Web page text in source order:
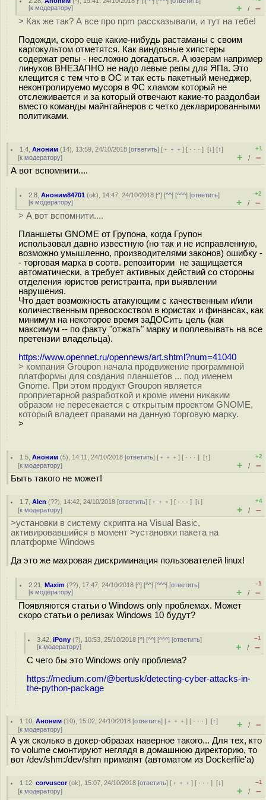
[к модератору] + / –
> Как же так? А все про npm рассказывали, и тут на тебе!
Подожди, скоро еще какие-нибудь растаманы с своим
каргокультом отметятся. Как виндозные хипстеры
содержат репы - несложно догадаться. А юзерам например
линухов ВНЕЗАПНО не надо левые репы для ЯПа. Это
клещится с тем что в ОС и так есть пакетный менеджер,
неконтролируемо мусоря в ФС хламом который не
отслеживается и за который отвечают какие-то раздолбаи
вместо команды майнтайнеров с четко декларированными
политиками.
1.4 ,Аноним (14), 13:59, 24/10/2018 [ответить] [ ﹢﹢﹢] [ · · ·][↓] [↑]
[к модератору]
+1
+ / –
А вот вспомнити....
2.8 ,Аноним84701 (ok), 14:47, 24/10/2018 [^] [^^] [^^^] [ответить]
[к модератору]
+2
+ / –
> А вот вспомнити....
Планшеты GNOME от Групона, когда Групон
использовал давно известную (но так и не исправленную,
возможно умышленно, производителями законов) ошибку -
- торговая марка в соотв. репозитории не защищается
автоматически, а требует активных действий со стороны
отделения юристов регистранта, при выявлении
нарушения.
Что дает возможность атакующим с качественным и/или
количественным превосхоством в юристах и финансах, как
минимум на некоторое время заДОСить цель (как
максимум -- по факту "отжать" марку и поплевывать на все
претензии владельца).
https://www.opennet.ru/opennews/art.shtml?num=41040
> компания Groupon начала продвижение программной
платформы для создания планшетов ... под именем
Gnome. При этом продукт Groupon является
проприетарной разработкой и кроме имени никаким
образом не пересекается с открытым проектом GNOME,
который владеет правами на данную торговую марку.
>
1.5 ,Аноним (5), 14:11, 24/10/2018 [ответить] [ ﹢﹢﹢] [ · · ·][↑]
[к модератору]
+2
+ / –
Быть такого не может!
1.7 ,Alen (??), 14:42, 24/10/2018 [ответить] [ ﹢﹢﹢] [ · · ·][↓]
[к модератору]
+4
+ / –
>установки в систему скрипта на Visual Basic,
активировавшийся в момент >установки пакета на
платформе Windows
Да это же махровая дискриминация пользователей linux!
2.21 ,Maxim (??), 17:47, 24/10/2018 [^] [^^] [^^^] [ответить]
[к модератору]
–1
+ / –
Появляются статьи о Windows only проблемах. Может
скоро статьи о релизах Windows 10 будут?
3.42 ,iPony (?), 10:53, 25/10/2018 [^] [^^] [^^^] [ответить]
[к модератору]
–1
+ / –
С чего бы это Windows only проблема?
https://medium.com/@bertusk/detecting-cyber-attacks-in-
the-python-package
1.10 ,Аноним (10), 15:02, 24/10/2018 [ответить] [ ﹢﹢﹢] [ · · ·][↑]
[к модератору] + / –
А уж сколько в докер-образах наверное такого... Для тех, кто
то volume смонтируют неглядя в домашнюю директорию, то
вот /dev/shm:/dev/shm примапят (автоматом из Dockerfile'а)
1.12 ,corvuscor(ok), 15:07, 24/10/2018 [ответить] [ ﹢﹢﹢] [ · · ·][↓]
[к модератору]
–1
+ / –